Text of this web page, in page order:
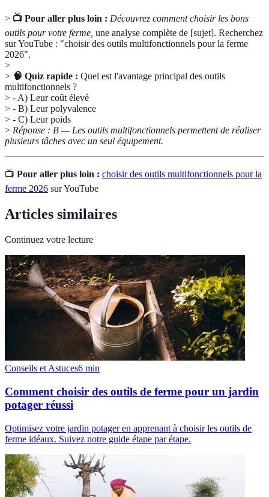
> 📺 Pour aller plus loin : Découvrez comment choisir les bons
outils pour votre ferme, une analyse complète de [sujet]. Recherchez
sur YouTube : "choisir des outils multifonctionnels pour la ferme
2026".
>
> 🧠 Quiz rapide : Quel est l'avantage principal des outils
multifonctionnels ?
> - A) Leur coût élevé
> - B) Leur polyvalence
> - C) Leur poids
> Réponse : B — Les outils multifonctionnels permettent de réaliser
plusieurs tâches avec un seul équipement.
📺 Pour aller plus loin : choisir des outils multifonctionnels pour la
ferme 2026 sur YouTube
Articles similaires
Continuez votre lecture
Conseils et Astuces6 min
Comment choisir des outils de ferme pour un jardin
potager réussi
Optimisez votre jardin potager en apprenant à choisir les outils de
ferme idéaux. Suivez notre guide étape par étape.